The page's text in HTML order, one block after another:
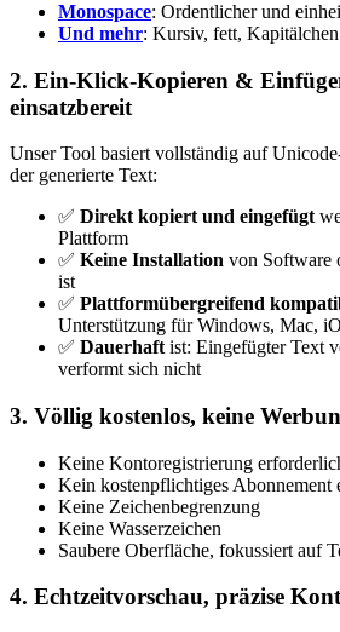
Monospace: Ordentlicher und
Und mehr: Kursiv, fett,
2. Ein-Klick-Kopieren &
einsatzbereit
Unser Tool basiert vollständig auf
der generierte Text:
✅ Direkt kopiert und eingefügt
Plattform
✅ Keine Installation von Software
ist
✅ Plattformübergreifend
Unterstützung für Windows, Mac,
✅ Dauerhaft ist: Eingefügter Text
verformt sich nicht
3. Völlig kostenlos, keine
Keine Kontoregistrierung
Kein kostenpflichtiges Abonnement
Keine Zeichenbegrenzung
Keine Wasserzeichen
Saubere Oberfläche, fokussiert auf
4. Echtzeitvorschau, präzise